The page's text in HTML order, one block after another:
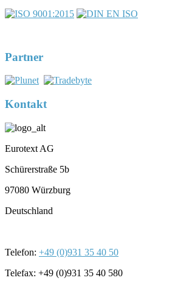
Partner
Kontakt
Eurotext AG
Schürerstraße 5b
97080 Würzburg
Deutschland
Telefon: +49 (0)931 35 40 50
Telefax: +49 (0)931 35 40 580